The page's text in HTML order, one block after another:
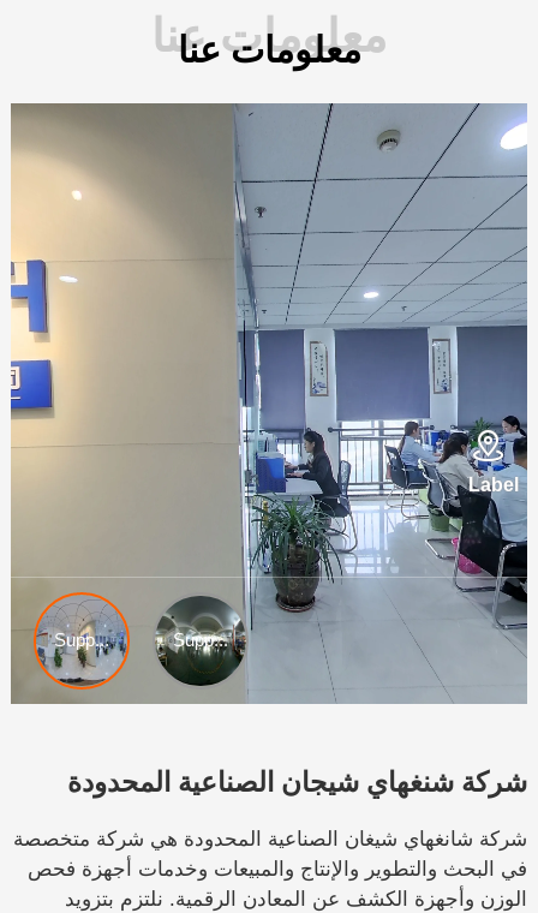
معلومات عنا
معلومات عنا
شركة شنغهاي شيجان الصناعية المحدودة
شركة شانغهاي شيغان الصناعية المحدودة هي شركة متخصصة
في البحث والتطوير والإنتاج والمبيعات وخدمات أجهزة فحص
الوزن وأجهزة الكشف عن المعادن الرقمية. نلتزم بتزويد